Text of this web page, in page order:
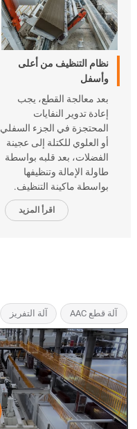
نظام التنظيف من أعلى
وأسفل
بعد معالجة القطع، يجب
إعادة تدوير النفايات
المحتجزة في الجزء السفلي
أو العلوي للكتلة إلى عجينة
الفضلات، بعد قلبه بواسطة
طاولة الإمالة وتنظيفها
بواسطة ماكينة التنظيف.
اقرأ المزيد
آلة قطع AAC آلة التفريز